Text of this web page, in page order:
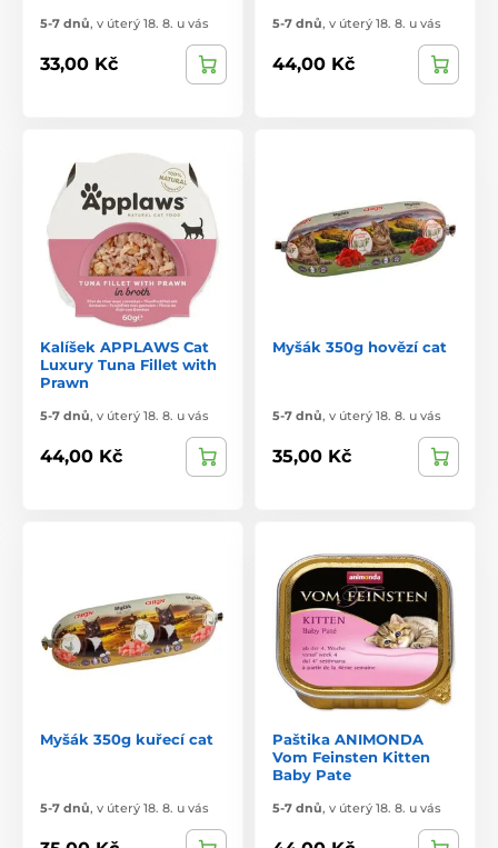
5-7 dnů, v úterý 18. 8. u vás
33,00 Kč
5-7 dnů, v úterý 18. 8. u vás
44,00 Kč
Kalíšek APPLAWS Cat
Luxury Tuna Fillet with
Prawn
5-7 dnů, v úterý 18. 8. u vás
44,00 Kč
Myšák 350g hovězí cat
5-7 dnů, v úterý 18. 8. u vás
35,00 Kč
Myšák 350g kuřecí cat
5-7 dnů, v úterý 18. 8. u vás
Paštika ANIMONDA
Vom Feinsten Kitten
Baby Pate
5-7 dnů, v úterý 18. 8. u vás